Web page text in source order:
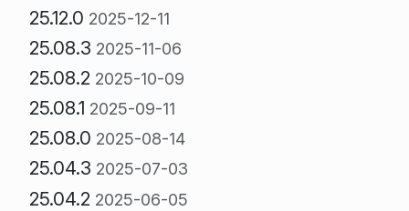
25.12.0 2025-12-11
25.08.3 2025-11-06
25.08.2 2025-10-09
25.08.1 2025-09-11
25.08.0 2025-08-14
25.04.3 2025-07-03
25.04.2 2025-06-05